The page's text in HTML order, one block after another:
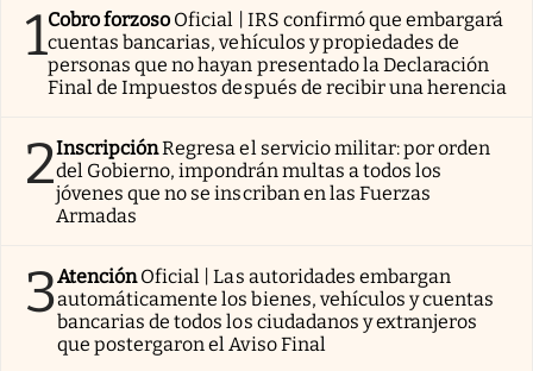
1Cobro forzoso Oficial | IRS confirmó que embargará
cuentas bancarias, vehículos y propiedades de
personas que no hayan presentado la Declaración
Final de Impuestos después de recibir una herencia
2InscripciónRegresa el servicio militar: por orden
del Gobierno, impondrán multas a todos los
jóvenes que no se inscriban en las Fuerzas
Armadas
3AtenciónOficial | Las autoridades embargan
automáticamente los bienes, vehículos y cuentas
bancarias de todos los ciudadanos y extranjeros
que postergaron el Aviso Final